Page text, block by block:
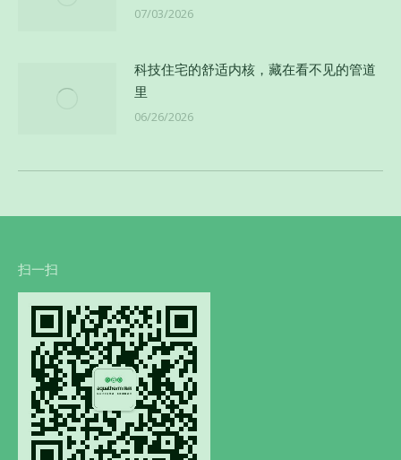
07/03/2026
科技住宅的舒适内核，藏在看不见的管道
里
06/26/2026
扫一扫